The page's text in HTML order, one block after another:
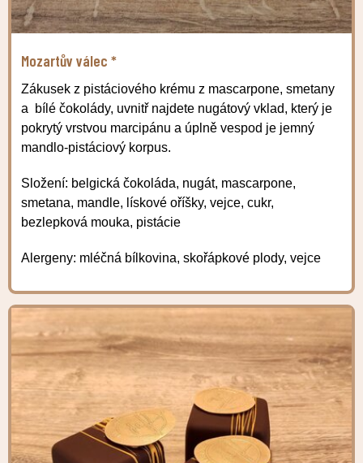
Mozartův válec *
Zákusek z pistáciového krému z mascarpone, smetany
a bílé čokolády, uvnitř najdete nugátový vklad, který je
pokrytý vrstvou marcipánu a úplně vespod je jemný
mandlo-pistáciový korpus.
Složení: belgická čokoláda, nugát, mascarpone,
smetana, mandle, lískové oříšky, vejce, cukr,
bezlepková mouka, pistácie
Alergeny: mléčná bílkovina, skořápkové plody, vejce